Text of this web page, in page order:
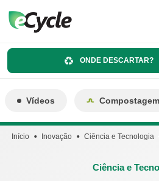
ONDE DESCARTAR?
Vídeos Compostagem
Início Inovação Ciência e Tecnologia
Ciência e